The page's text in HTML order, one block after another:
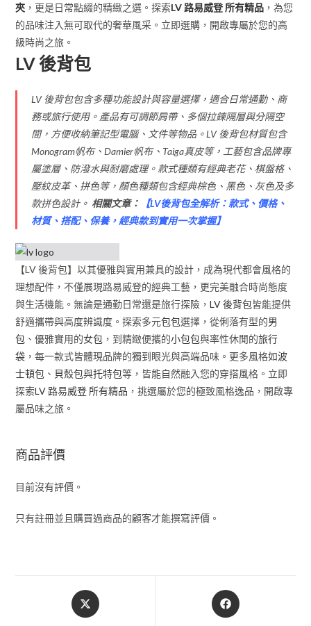
夾 ，更是日常點綴的精緻之選。探索LV 路易威登 所有精品 ，為您
的品味注入無可取代的奢華風采。立即選購，開啟專屬於您的高
級時尚之旅。
LV 後背包
LV 後背包包含多種功能設計與容量選擇，適合日常通勤、商
務或旅行使用。產品有可調節肩帶、多個拉鍊隔層與分隔空
間，方便收納筆記型電腦、文件等物品。LV 後背包材質包含
Monogram帆布、Damier帆布、Taiga真皮等，工藝包含品牌專
屬塗層、防潑水與耐磨處理。款式種類有經典老花、棋盤格、
壓紋皮革、拼色等，顏色種類包含經典棕色、黑色、灰色及多
款拼色設計。 相關文章： 【LV後背包全解析：款式、價格、
材質、搭配、保養，經典款到實用一次掌握】
【LV 後背包】以其優雅與實用兼具的設計，成為現代都會風格的
理想配件，不僅展現路易威登的經典工藝，更完美融合時尚態度
與生活機能。無論是通勤日常還是旅行探險，LV 後背包皆能提供
舒適攜帶與高度辨識度。探索多元包包選擇，從俐落有型的男
包 、優雅實用的女包 ，到精緻便攜的小包包與率性休閒的旅行
袋 ，每一款式皆體現品牌的獨到眼光與高端品味。更多風格如波
士頓包 、 貝殼包與托特包等，皆能自然融入您的穿搭風格。立即
探索LV 路易威登 所有精品 ，挑選屬於您的極致風格逸品，開啟專
屬品味之旅。
商品評價
目前沒有評價。
只有註冊並且購買過商品的顧客才能撰寫評價。